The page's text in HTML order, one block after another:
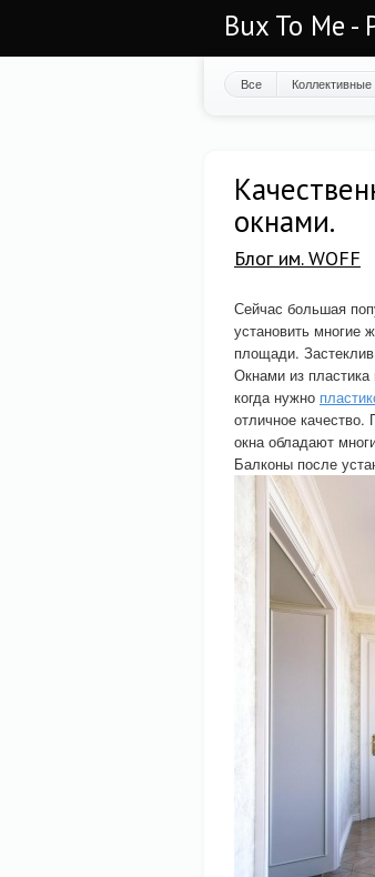
Bux To Me -
Все Коллективные
окнами.
Блог им. WOFF
Сейчас большая
установить многие
площади.
Окнами из
когда нужно
отличное
окна обладают
Балконы после